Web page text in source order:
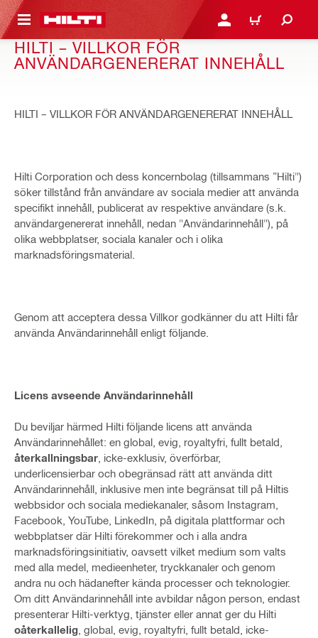
GÅ TILL HUVUDSIDAN LOGGA IN ELLER
VARUKORG
HILTI – VILLKOR FÖR
ANVÄNDARGENERERAT INNEHÅLL
HILTI – VILLKOR FÖR ANVÄNDARGENERERAT INNEHÅLL
Hilti Corporation och dess koncernbolag (tillsammans ”Hilti")
söker tillstånd från användare av sociala medier att använda
specifikt innehåll, publicerat av respektive användare (s.k.
användargenererat innehåll, nedan "Användarinnehåll"), på
olika webbplatser, sociala kanaler och i olika
marknadsföringsmaterial.
Genom att acceptera dessa Villkor godkänner du att Hilti får
använda Användarinnehåll enligt följande.
Licens avseende Användarinnehåll
Du beviljar härmed Hilti följande licens att använda
Användarinnehållet: en global, evig, royaltyfri, fullt betald,
återkallningsbar , icke-exklusiv, överförbar,
underlicensierbar och obegränsad rätt att använda ditt
Användarinnehåll, inklusive men inte begränsat till på Hiltis
webbsidor och sociala mediekanaler, såsom Instagram,
Facebook, YouTube, LinkedIn, på digitala plattformar och
webbplatser där Hilti förekommer och i alla andra
marknadsföringsinitiativ, oavsett vilket medium som valts
med alla medel, medieenheter, tryckkanaler och genom
andra nu och hädanefter kända processer och teknologier.
Om ditt Användarinnehåll inte avbildar någon person, endast
presenterar Hilti-verktyg, tjänster eller annat ger du Hilti
oåterkallelig , global, evig, royaltyfri, fullt betald, icke-